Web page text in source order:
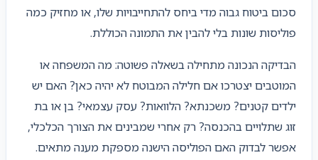
סכום ביטוח גבוה מדי ביחס להתחייבויות שלו, או מחזיק כמה
פוליסות שונות בלי להבין את התמונה הכוללת.
הבדיקה הנכונה מתחילה בשאלה פשוטה: מה המשפחה או
המוטבים יצטרכו אם חלילה המבוטח לא יהיה כאן? האם יש
ילדים קטנים? משכנתא? הלוואות? עסק עצמאי? בן או בת
זוג שתלויים בהכנסה? רק אחרי שמבינים את הצורך הכלכלי,
אפשר לבדוק האם הפוליסה הישנה מספקת מענה מתאים.